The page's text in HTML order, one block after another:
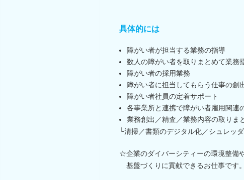
具体的には
障がい者が担当する業務の指導
数人の障がい者を取りまとめて業務
障がい者の採用業務
障がい者に担当してもらう仕事の創
障がい者社員の定着サポート
各事業所と連携で障がい者雇用関連
業務創出／精査／業務内容の取りま
└清掃／書類のデジタル化／シュレッ
☆企業のダイバーシティーの環境整備
基盤づくりに貢献できるお仕事です。